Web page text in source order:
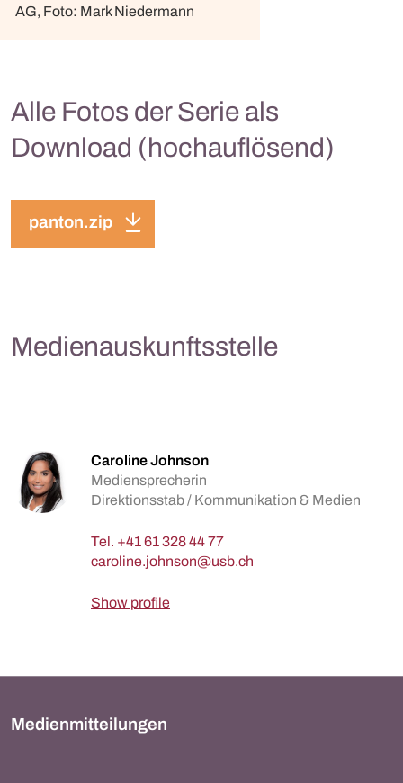
AG, Foto: Mark Niedermann
Alle Fotos der Serie als
Download (hochauflösend)
panton.zip
Medienauskunftsstelle
Caroline Johnson
Mediensprecherin
Direktionsstab / Kommunikation & Medien
Tel. +41 61 328 44 77
Show profile
Medienmitteilungen